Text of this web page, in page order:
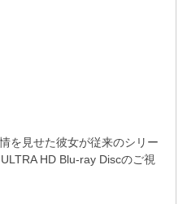
を見せた彼女が従来のシリー
HD Blu-ray Discのご視